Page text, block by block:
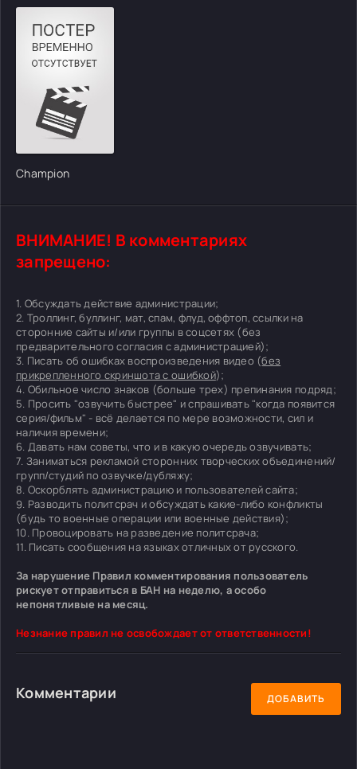
Champion
ВНИМАНИЕ! В комментариях
запрещено:
1. Обсуждать действие администрации;
2. Троллинг, буллинг, мат, спам, флуд, оффтоп, ссылки на
сторонние сайты и/или группы в соцсетях (без
предварительного согласия с администрацией);
3. Писать об ошибках воспроизведения видео (без
прикрепленного скриншота с ошибкой);
4. Обильное число знаков (больше трех) препинания подряд;
5. Просить "озвучить быстрее" и спрашивать "когда появится
серия/фильм" - всё делается по мере возможности, сил и
наличия времени;
6. Давать нам советы, что и в какую очередь озвучивать;
7. Заниматься рекламой сторонних творческих объединений/
групп/студий по озвучке/дубляжу;
8. Оскорблять администрацию и пользователей сайта;
9. Разводить политсрач и обсуждать какие-либо конфликты
(будь то военные операции или военные действия);
10. Провоцировать на разведение политсрача;
11. Писать сообщения на языках отличных от русского.
За нарушение Правил комментирования пользователь
рискует отправиться в БАН на неделю, а особо
непонятливые на месяц.
Незнание правил не освобождает от ответственности!
Комментарии ДОБАВИТЬ